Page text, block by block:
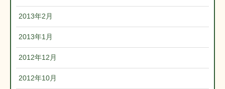
2013年2月
2013年1月
2012年12月
2012年10月